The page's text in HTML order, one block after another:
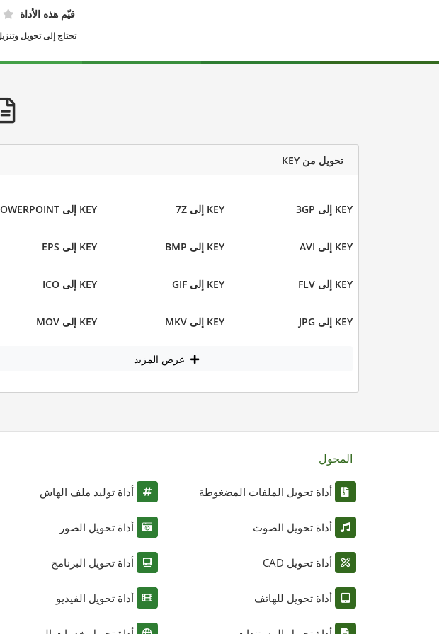
قيّم هذه الأداة
تحتاج إلى تحويل
تحويل من KEY
KEY إلى 3GP KEY إلى 7Z KEY إلى POWERPOINT
KEY إلى AVI KEY إلى BMP KEY إلى EPS
KEY إلى FLV KEY إلى GIF KEY إلى ICO
KEY إلى JPG KEY إلى MKV KEY إلى MOV
عرض المزيد
المحول
أداة تحويل الملفات المضغوطة
أداة تحويل الصوت
أداة تحويل CAD
أداة تحويل للهاتف
أداة توليد ملف الهاش
أداة تحويل الصور
أداة تحويل البرنامج
أداة تحويل الفيديو